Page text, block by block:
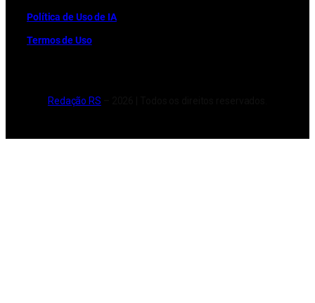
Política de Uso de IA
Termos de Uso
Redação RS